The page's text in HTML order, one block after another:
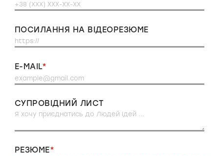
ПОСИЛАННЯ НА ВІДЕОРЕЗЮМЕ
E-MAIL
РЕЗЮМЕ
СУПРОВІДНИЙ ЛИСТ